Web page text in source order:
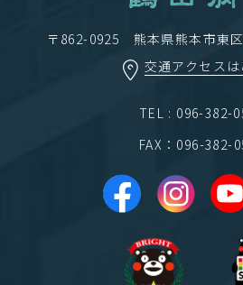
〒862-0925 熊本県熊本市東
交通アクセスは
TEL : 096-382-
FAX：096-382-